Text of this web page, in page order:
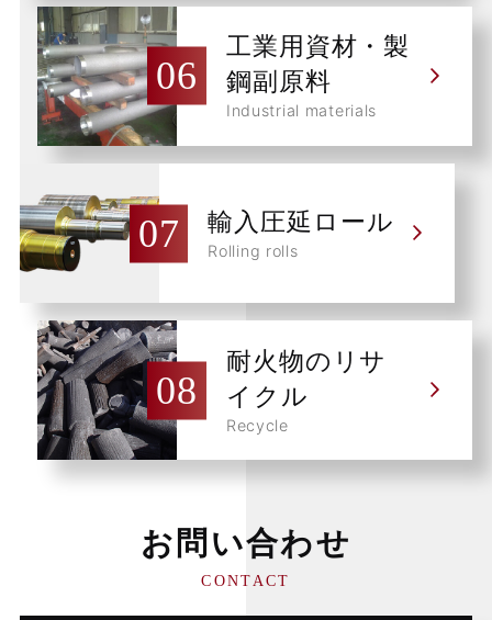
工業用資材・製
鋼副原料
Industrial materials
輸入圧延ロール
Rolling rolls
耐火物のリサ
イクル
Recycle
お問い合わせ
CONTACT